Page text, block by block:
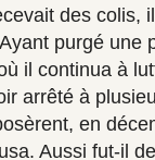
des colis,
purgé une
il continua à
arrêté à
en
Aussi fut-il